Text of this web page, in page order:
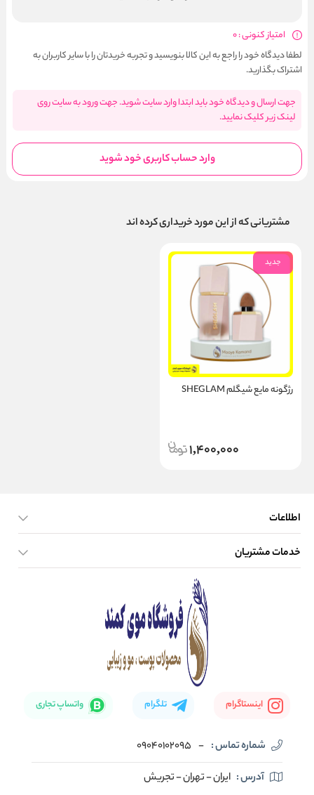
امتیاز کنونی : 0
لطفا دیدگاه خود را راجع به این کالا بنویسید و تجربه خریدتان را با سایر کاربران به
اشتراک بگذارید.
جهت ارسال و دیدگاه خود باید ابتدا وارد سایت شوید. جهت ورود به سایت روی
لینک زیر کلیک نمایید.
وارد حساب کاربری خود شوید
مشتریانی که از این مورد خریداری کرده اند
جدید
رژگونه مایع شیگلم SHEGLAM
1,400,000
اطلاعات
صفحه اصلی
خدمات مشتریان
اینستاگرام تلگرام واتساپ تجاری
شماره تماس : -
09040102095
آدرس : ایران - تهران - تجریش